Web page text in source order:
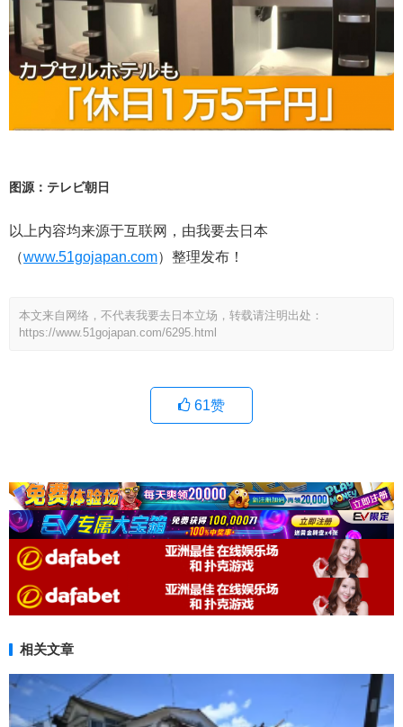
图源：テレビ朝日
以上内容均来源于互联网，由我要去日本
（www.51gojapan.com）整理发布！
本文来自网络，不代表我要去日本立场，转载请注明出处：
https://www.51gojapan.com/6295.html
61赞
相关文章